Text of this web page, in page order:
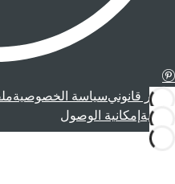
إشعار قانونيسياسة الخصوصية
قانونية إمكانية الوصول